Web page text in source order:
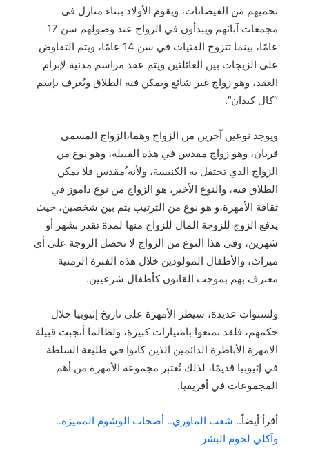
تحميهم من الفيضانات، ويقوم الأولاد ببناء منازل في
مجمعات آبائهم ويبدأون في الزواج عند وصولهم سن 17
عامًا، بينما تتزوج الفتيات في سن 14 عامًا، ويتم التفاوض
على الزيجات بين العائلتين ويتم عقد مراسم مدنية لإبرام
العقد، وهو زواج غير شائع ويمكن فيه الطلاق ويُعرف بإسم
“كال كيدان”.
ويوجد نوعين آخرين من الزواج وهما،الزواج المسمى
قربان، وهو زواج مقدس في هذه القبيلة، وهو نوع من
الزواج الذي تحتفل به الكنيسة، ولأنه ُمقدس فلا يمكن
الطلاق فيه، والنوع الأخير، هو الزواج من نوع داموز في
ثقافة الأمهرة،و هو نوع من الترتيب يتم بين شخصين، حيث
يدفع الزوج للزوجة المال للزواج منها لمدة تقدر بشهر أو
شهرين، وفي هذا النوع من الزواج لا تحصل الزوجة على أي
ميراث، والأطفال المولودين خلال هذه الفترة الزمنية
معترف بهم بموجب القانون كأطفال شرعيين.
ولسنوات عديدة، سيطر الأمهرة على تاريخ إثيوبيا خلال
حكمهم، فلقد تمتعوا بامتيازات كبيرة، ولطالما أنجبت قبيلة
الامهرة الأباطرة الدائمين الذين كانوا في طليعة السلطة
في إثيوبيا قديمًا، لذلك تُعتبر مجموعة الأمهرة من أهم
المجموعات في أفريقيا.
أقرأ أيضاً.. شعب الماوري.. أصحاب الوشوم المميزة..
وآكلي لحوم البشر